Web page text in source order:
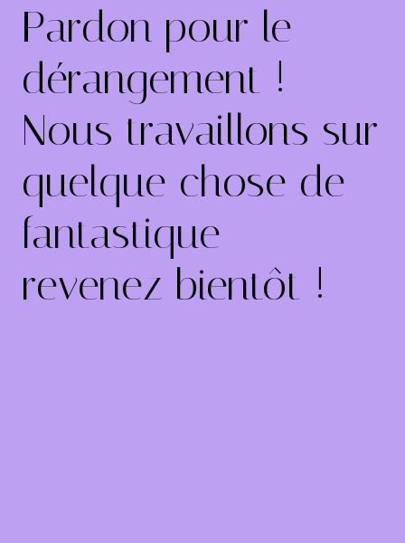
Pardon pour le
dérangement !
Nous travaillons sur
quelque chose de
fantastique –
revenez bientôt !